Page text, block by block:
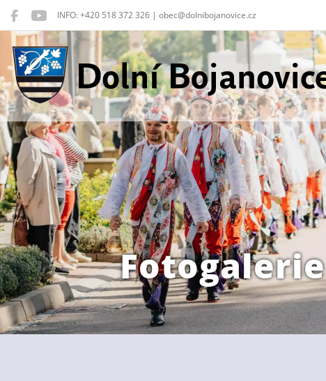
INFO: +420 518 372 326 | obec@dolnibojanovice.cz
Dolní Bojanovice
Fotogalerie